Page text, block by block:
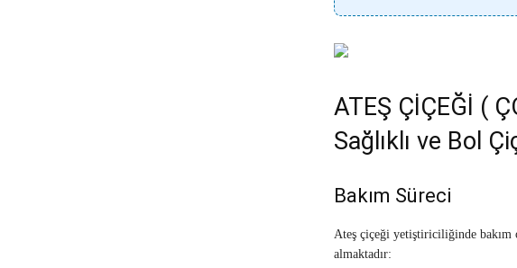
ATEŞ ÇİÇEĞİ (
Sağlıklı ve Bol
Bakım Süreci
Ateş çiçeği yetiştiriciliğinde bakım
almaktadır: